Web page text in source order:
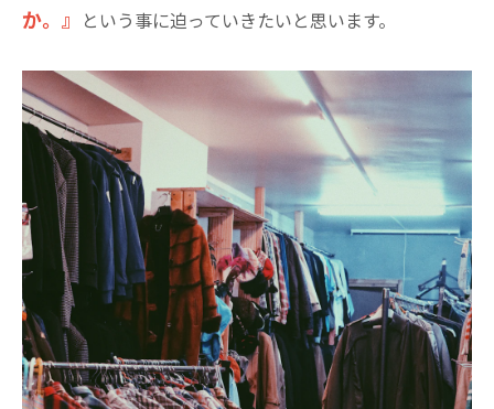
か。』 という事に迫っていきたいと思います。